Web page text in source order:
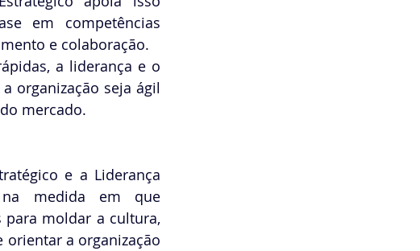
em competências
e colaboração.
a liderança e o
organização seja ágil
mercado.
e a Liderança
na medida em que
para moldar a cultura,
orientar a organização